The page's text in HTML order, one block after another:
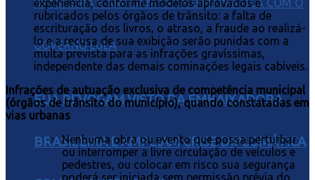
EUA REVOGAM VISTO DA EMBAIXADORA
BRASILEIRA E AMPLIAM CRISE DIPLOMÁTICA
experiência, conforme modelos aprovados e
rubricados pelos órgãos de trânsito: a falta de
escrituração dos livros, o atraso, a fraude ao realizá-
lo e a recusa de sua exibição serão punidas com a
multa prevista para as infrações gravíssimas,
independente das demais cominações legais cabíveis.
Infrações de autuação exclusiva de competência municipal
(órgãos de trânsito do município), quando constatadas em
vias urbanas
Nenhuma obra ou evento que possa perturbar
ou interromper a livre circulação de veículos e
pedestres, ou colocar em risco sua segurança
poderá ser iniciada sem permissão prévia do